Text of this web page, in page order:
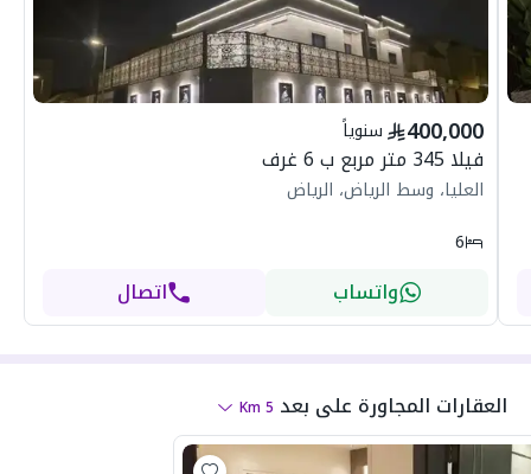
سنوياً 400,000
فيلا 345 متر مربع ب 6 غرف
العليا، وسط الرياض، الرياض
6
واتساب اتصال
العقارات المجاورة على بعد 5
Km